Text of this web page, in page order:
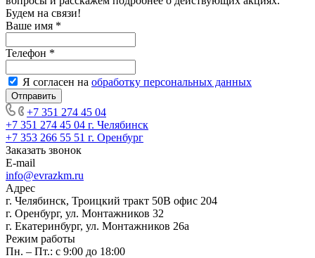
Будем на связи!
Ваше имя *
Телефон *
Я согласен на обработку персональных данных
+7 351 274 45 04
+7 351 274 45 04 г. Челябинск
+7 353 266 55 51 г. Оренбург
Заказать звонок
E-mail
info@evrazkm.ru
Адрес
г. Челябинск, Троицкий тракт 50В офис 204
г. Оренбург, ул. Монтажников 32
г. Екатеринбург, ул. Монтажников 26а
Режим работы
Пн. – Пт.: с 9:00 до 18:00